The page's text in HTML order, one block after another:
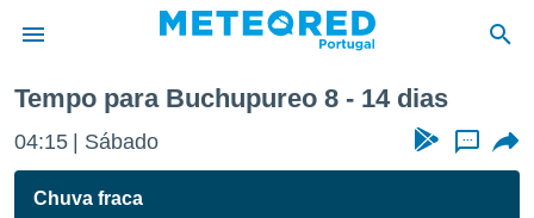
da
foi
Tempo para Buchupureo 8 - 14 dias
04:15 Sábado ...
Chuva fraca